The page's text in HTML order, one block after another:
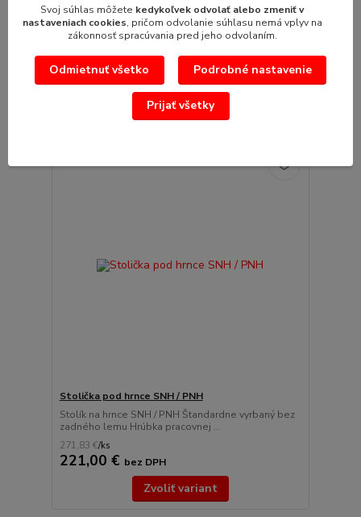
Noha nastavovacia/rektifikačná 40x40
Noha nastavovacia/rektifikačná 40x40pre profil
7,13 € /
5,80 €bez DPH
Pridať do košíka
Stolička pod hrnce SNH / PNH
Stolík na hrnce SNH / PNH Štandardne vyrbaný bez
zadného lemu Hrúbka pracovnej ...
271,83 €/ks
221,00 € bez DPH
Zvoliť variant
Svoj súhlas môžete kedykoľvek odvolať alebo zmeniť v
nastaveniach cookies, pričom odvolanie súhlasu nemá vplyv na
zákonnosť spracúvania pred jeho odvolaním.
Odmietnuť všetko Podrobné nastavenie
Prijať všetky